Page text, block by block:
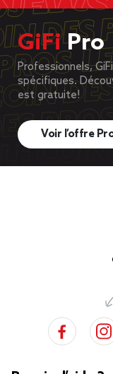
GiFiPro
Professionnels,
spécifiques.
est gratuite!
Voir l’offre